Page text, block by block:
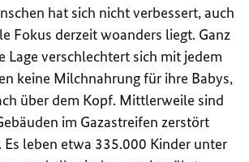
hat sich nicht verbessert, auch
Fokus derzeit woanders liegt. Ganz
Lage verschlechtert sich mit jedem
keine Milchnahrung für ihre Babys,
über dem Kopf. Mittlerweile sind
im Gazastreifen zerstört
Es leben etwa 335.000 Kinder unter